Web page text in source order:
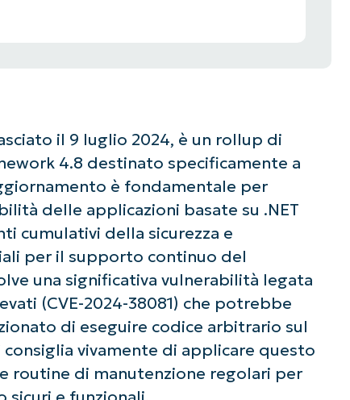
il 9 luglio 2024, è un rollup di
4.8 destinato specificamente a
è fondamentale per
delle applicazioni basate su .NET
cumulativi della sicurezza e
per il supporto continuo del
una significativa vulnerabilità legata
(CVE-2024-38081) che potrebbe
di eseguire codice arbitrario sul
vivamente di applicare questo
routine di manutenzione regolari per